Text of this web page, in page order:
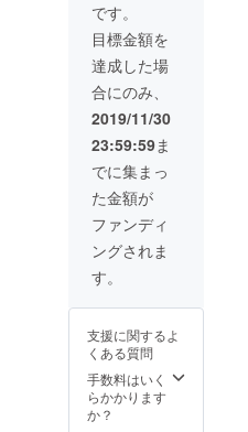
※イラス
トのみ
郵送と
なりま
す
です。
目標金額を
達成した場
合にのみ、
2019/11/30
23:59:59ま
でに集まっ
た金額が
ファンディ
ングされま
す。
支援に関するよ
くある質問
手数料はいく
らかかります
か？